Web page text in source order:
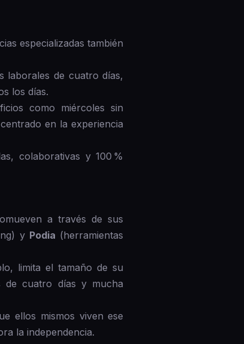
especializadas también
laborales de cuatro días,
los días.
como miércoles sin
en la experiencia
colaborativas y 100 %
a través de sus
y Podia (herramientas
limita el tamaño de su
de cuatro días y mucha
ellos mismos viven ese
la independencia.